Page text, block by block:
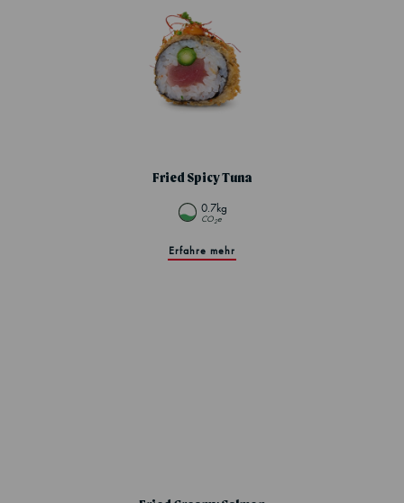
Fried Spicy Tuna
0.7kg
CO2e
Erfahre mehr